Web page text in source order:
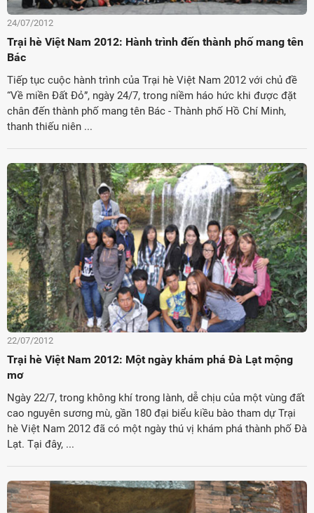
24/07/2012
Trại hè Việt Nam 2012: Hành trình đến thành phố mang tên
Bác
Tiếp tục cuộc hành trình của Trại hè Việt Nam 2012 với chủ đề
“Về miền Đất Đỏ”, ngày 24/7, trong niềm háo hức khi được đặt
chân đến thành phố mang tên Bác - Thành phố Hồ Chí Minh,
thanh thiếu niên ...
22/07/2012
Trại hè Việt Nam 2012: Một ngày khám phá Đà Lạt mộng
mơ
Ngày 22/7, trong không khí trong lành, dễ chịu của một vùng đất
cao nguyên sương mù, gần 180 đại biểu kiều bào tham dự Trại
hè Việt Nam 2012 đã có một ngày thú vị khám phá thành phố Đà
Lạt. Tại đây, ...